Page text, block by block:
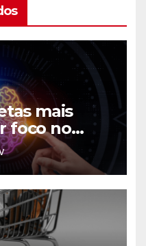
mais
foco no